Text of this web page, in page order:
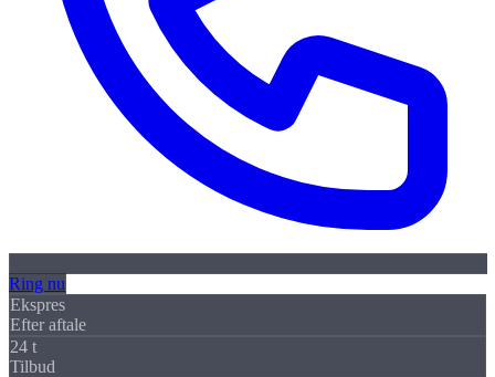
Ring nu
Ekspres
Efter aftale
24 t
Tilbud